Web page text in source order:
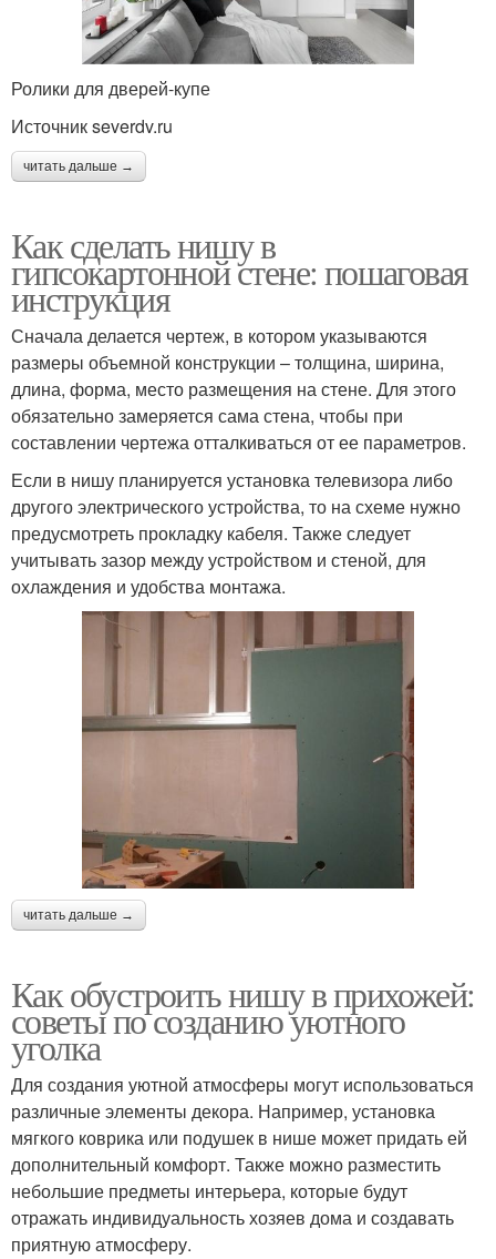
Ролики для дверей-купе
Источник severdv.ru
читать дальше →
Как сделать нишу в
гипсокартонной стене: пошаговая
инструкция
Сначала делается чертеж, в котором указываются
размеры объемной конструкции – толщина, ширина,
длина, форма, место размещения на стене. Для этого
обязательно замеряется сама стена, чтобы при
составлении чертежа отталкиваться от ее параметров.
Если в нишу планируется установка телевизора либо
другого электрического устройства, то на схеме нужно
предусмотреть прокладку кабеля. Также следует
учитывать зазор между устройством и стеной, для
охлаждения и удобства монтажа.
читать дальше →
Как обустроить нишу в прихожей:
советы по созданию уютного
уголка
Для создания уютной атмосферы могут использоваться
различные элементы декора. Например, установка
мягкого коврика или подушек в нише может придать ей
дополнительный комфорт. Также можно разместить
небольшие предметы интерьера, которые будут
отражать индивидуальность хозяев дома и создавать
приятную атмосферу.